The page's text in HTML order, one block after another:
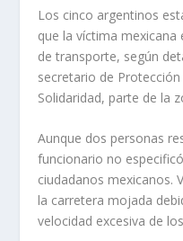
Los cinco argentinos
que la víctima
de transporte, según
secretario de
Solidaridad, parte de la
Aunque dos personas
funcionario no
ciudadanos mexicanos.
la carretera mojada
velocidad excesiva de